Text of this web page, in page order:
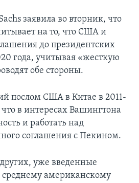
заявила во вторник, что
на то, что США и
до президентских
года, учитывая «жесткую
обе стороны.
послом США в Китае в 2011-
что в интересах Вашингтона
и работать над
соглашения с Пекином.
уже введенные
американскому